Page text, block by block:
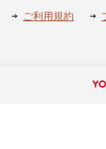
ご利用規約